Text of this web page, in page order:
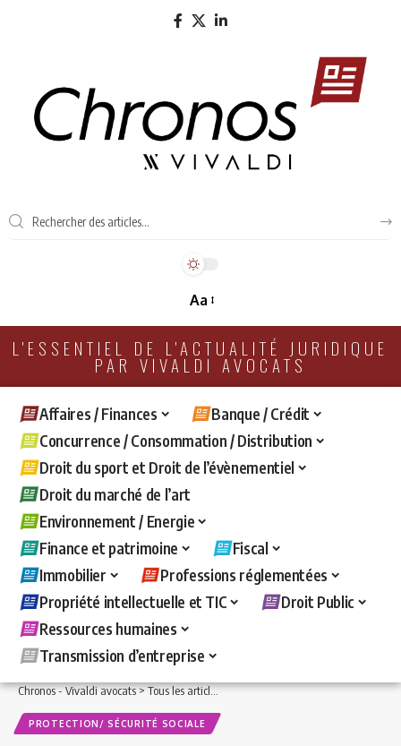
Aa
L'ESSENTIEL DE L'ACTUALITÉ JURIDIQUE
PAR VIVALDI AVOCATS
Affaires / Finances
Banque / Crédit
Concurrence / Consommation / Distribution
Droit du sport et Droit de l’évènementiel
Droit du marché de l’art
Environnement / Energie
Finance et patrimoine
Fiscal
Immobilier
Professions réglementées
Propriété intellectuelle et TIC
Droit Public
Ressources humaines
Transmission d’entreprise
Chronos - Vivaldi avocats>Tous les articles >Ressources humaines>Protection/
PROTECTION/ SÉCURITÉ SOCIALE